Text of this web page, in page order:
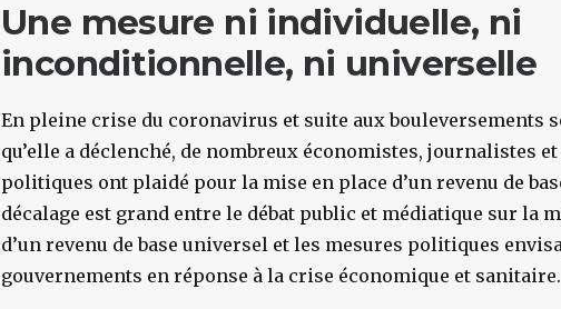
Une mesure ni individuelle, ni
inconditionnelle, ni universelle
En pleine crise du coronavirus et suite aux bouleversements
qu’elle a déclenché, de nombreux économistes, journalistes
politiques ont plaidé pour la mise en place d’un revenu de
décalage est grand entre le débat public et médiatique sur la
d’un revenu de base universel et les mesures politiques
gouvernements en réponse à la crise économique et sanitaire.